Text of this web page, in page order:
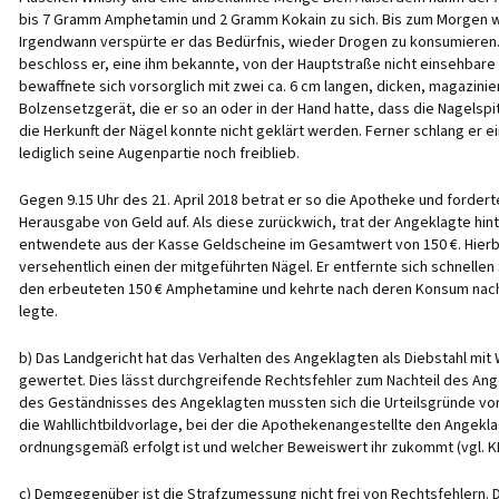
bis 7 Gramm Amphetamin und 2 Gramm Kokain zu sich. Bis zum
Irgendwann verspürte er das Bedürfnis, wieder Drogen zu
beschloss er, eine ihm bekannte, von der Hauptstraße nicht
bewaffnete sich vorsorglich mit zwei ca. 6 cm langen, dicken,
Bolzensetzgerät, die er so an oder in der Hand hatte, dass die
die Herkunft der Nägel konnte nicht geklärt werden. Ferner schlang er
lediglich seine Augenpartie noch freiblieb.
Gegen 9.15 Uhr des 21. April 2018 betrat er so die Apotheke und
Herausgabe von Geld auf. Als diese zurückwich, trat der Angeklagte
entwendete aus der Kasse Geldscheine im Gesamtwert von 150 €.
versehentlich einen der mitgeführten Nägel. Er entfernte sich
den erbeuteten 150 € Amphetamine und kehrte nach deren Konsum
legte.
b) Das Landgericht hat das Verhalten des Angeklagten als Diebstahl mit
gewertet. Dies lässt durchgreifende Rechtsfehler zum Nachteil des
des Geständnisses des Angeklagten mussten sich die Urteilsgründe
die Wahllichtbildvorlage, bei der die Apothekenangestellte den
ordnungsgemäß erfolgt ist und welcher Beweiswert ihr zukommt (vgl.
c) Demgegenüber ist die Strafzumessung nicht frei von Rechtsfehlern.